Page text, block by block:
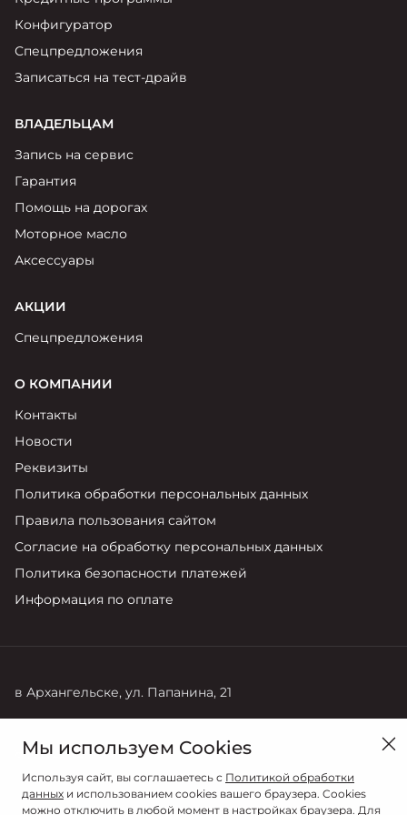
Конфигуратор
Спецпредложения
Записаться на тест-драйв
ВЛАДЕЛЬЦАМ
Запись на сервис
Гарантия
Помощь на дорогах
Моторное масло
Аксессуары
АКЦИИ
Спецпредложения
О КОМПАНИИ
Контакты
Новости
Реквизиты
Политика обработки персональных данных
Правила пользования сайтом
Согласие на обработку персональных данных
Политика безопасности платежей
Информация по оплате
в Архангельске, ул. Папанина, 21
8 (8182) 42-06-06
Мы используем Cookies
Используя сайт, вы соглашаетесь с Политикой обработки
данных и использованием cookies вашего браузера. Cookies
можно отключить в любой момент в настройках браузера. Для